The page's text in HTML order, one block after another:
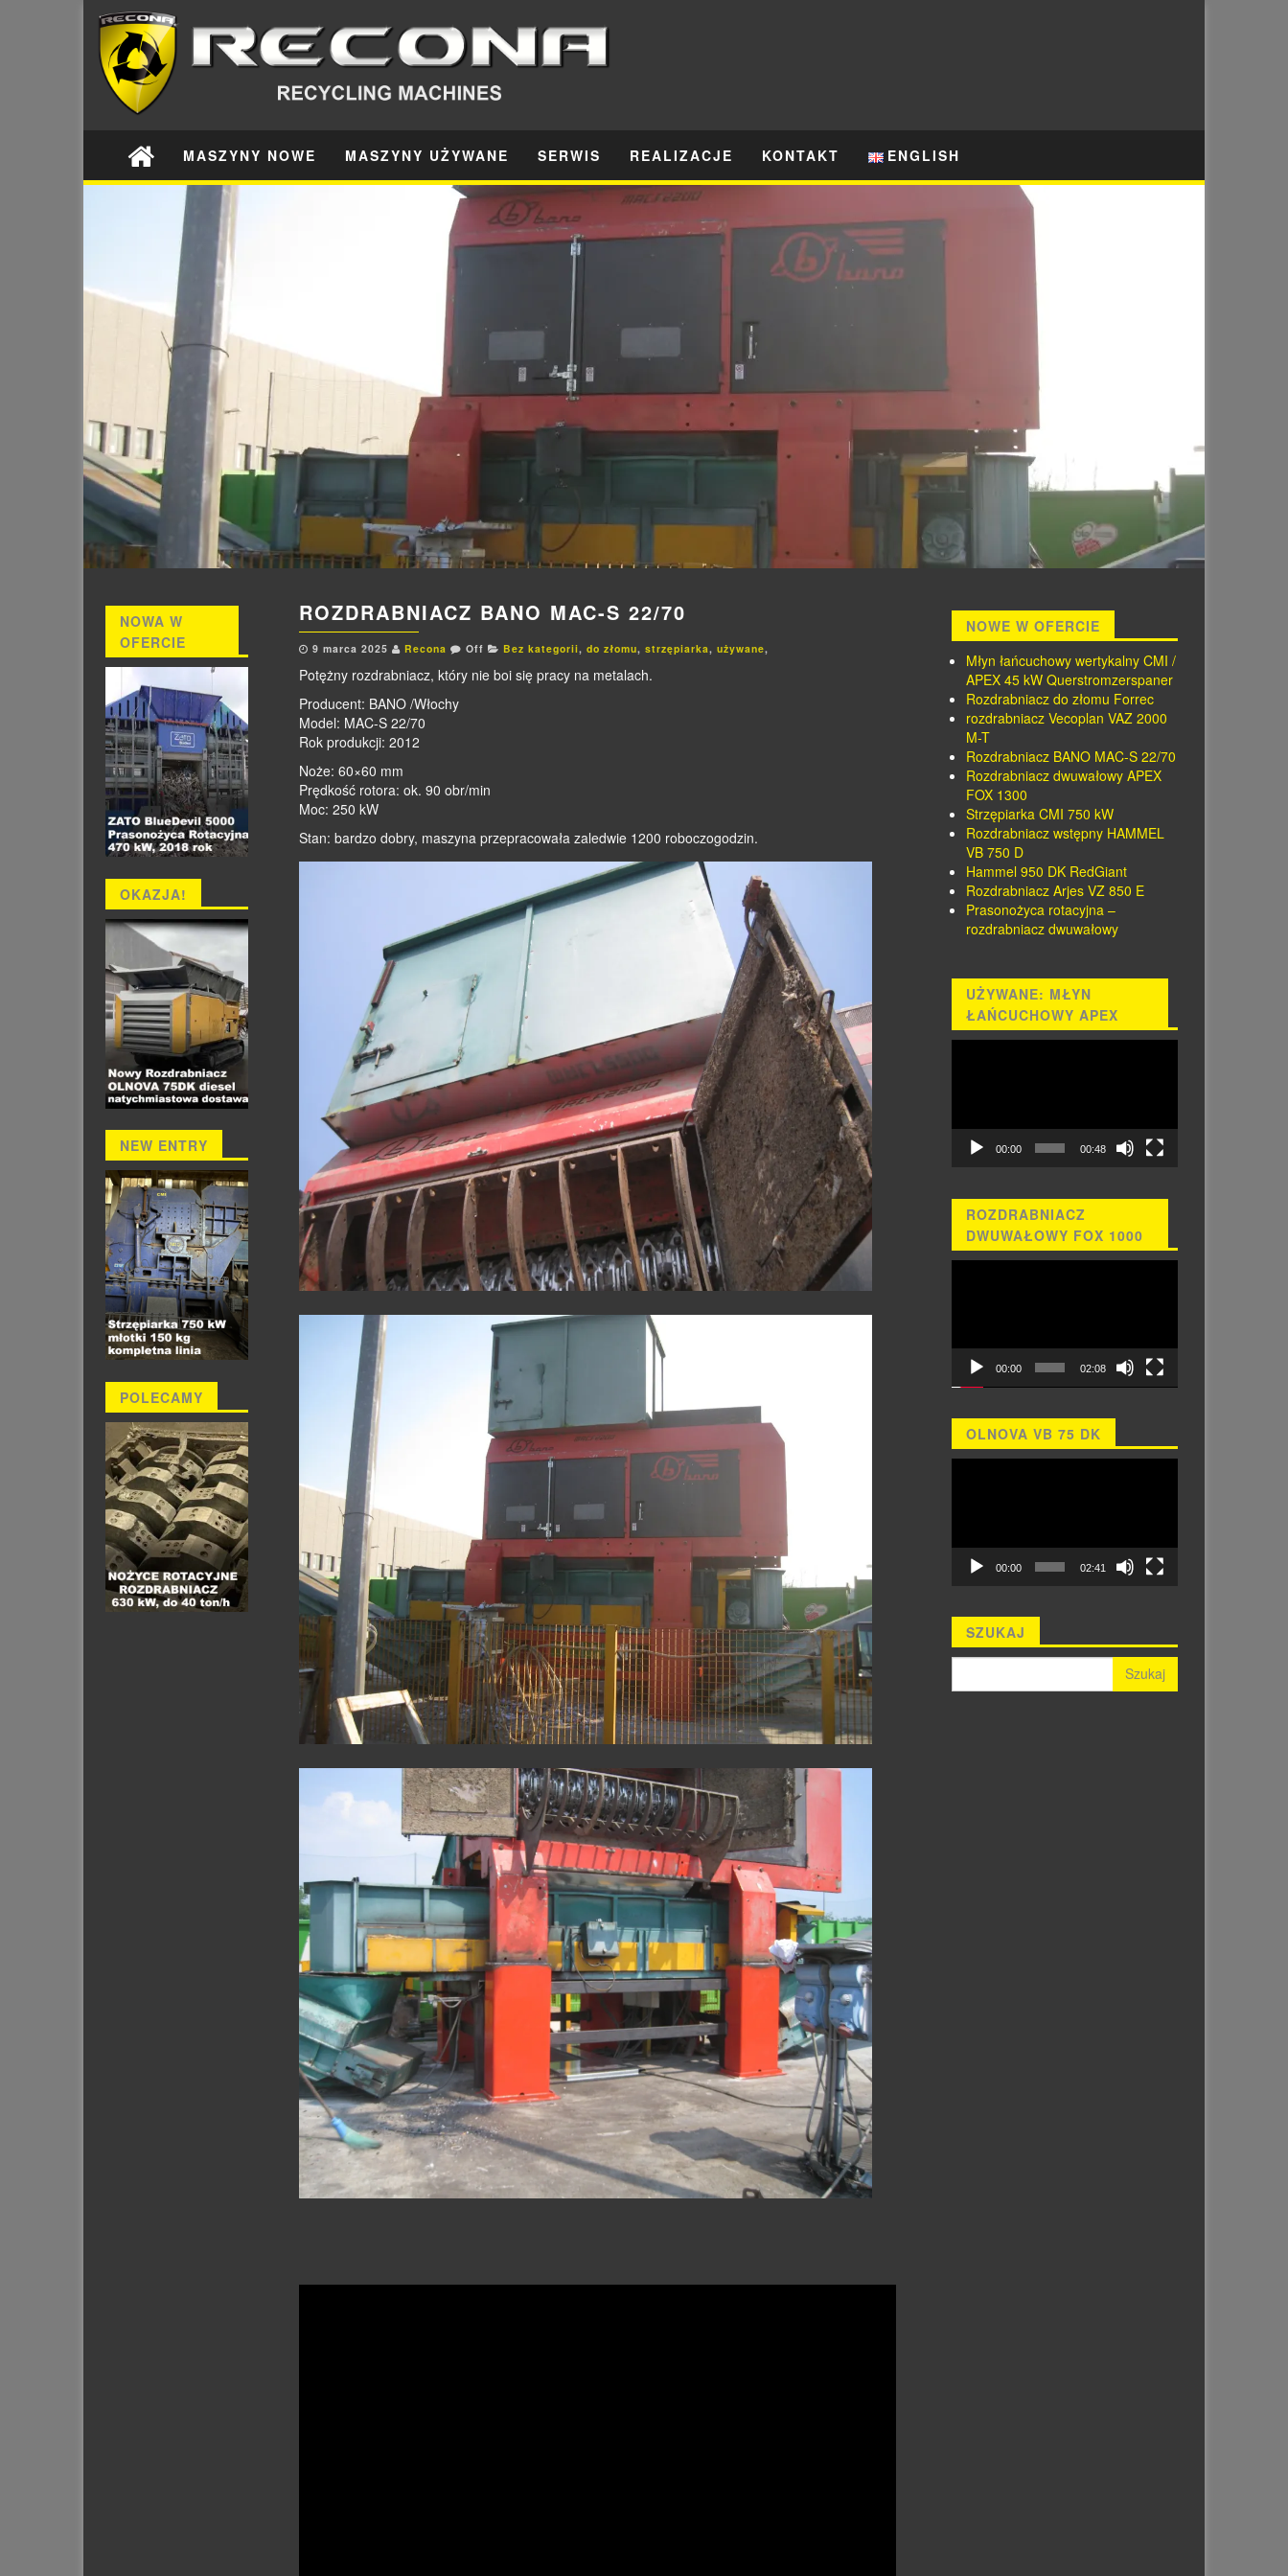
MASZYNY NOWE MASZYNY UŻYWANE SERWIS REALIZACJE KONTAKT ENGLISH
NOWA W
OFERCIE
OKAZJA!
NEW ENTRY
POLECAMY
ROZDRABNIACZ BANO MAC-S 22/70
9 marca 2025 Recona Off Bez kategorii, do złomu, strzępiarka, używane,
Potężny rozdrabniacz, który nie boi się pracy na metalach.
Producent: BANO /Włochy
Model: MAC-S 22/70
Rok produkcji: 2012
Noże: 60×60 mm
Prędkość rotora: ok. 90 obr/min
Moc: 250 kW
Stan: bardzo dobry, maszyna przepracowała zaledwie 1200 roboczogodzin.
NOWE W OFERCIE
Młyn łańcuchowy wertykalny CMI /
APEX 45 kW Querstromzerspaner
Rozdrabniacz do złomu Forrec
rozdrabniacz Vecoplan VAZ 2000
M-T
Rozdrabniacz BANO MAC-S 22/70
Rozdrabniacz dwuwałowy APEX
FOX 1300
Strzępiarka CMI 750 kW
Rozdrabniacz wstępny HAMMEL
VB 750 D
Hammel 950 DK RedGiant
Rozdrabniacz Arjes VZ 850 E
Prasonożyca rotacyjna –
rozdrabniacz dwuwałowy
UŻYWANE: MŁYN
ŁAŃCUCHOWY APEX
00:00 00:48
ROZDRABNIACZ
DWUWAŁOWY FOX 1000
00:00 02:08
OLNOVA VB 75 DK
00:00 02:41
SZUKAJ